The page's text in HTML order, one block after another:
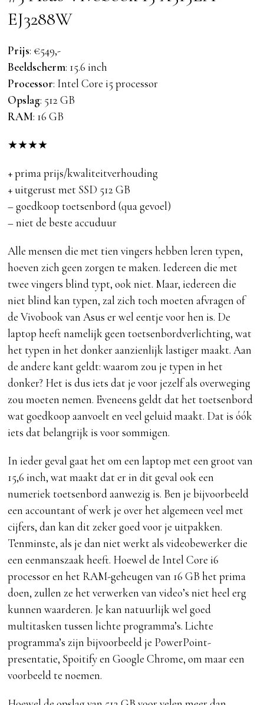
EJ3288W
Prijs: €549,-
Beeldscherm: 15.6 inch
Processor: Intel Core i5 processor
Opslag: 512 GB
RAM: 16 GB
★★★★
+ prima prijs/kwaliteitverhouding
+ uitgerust met SSD 512 GB
– goedkoop toetsenbord (qua gevoel)
– niet de beste accuduur
Alle mensen die met tien vingers hebben leren typen,
hoeven zich geen zorgen te maken. Iedereen die met
twee vingers blind typt, ook niet. Maar, iedereen die
niet blind kan typen, zal zich toch moeten afvragen of
de Vivobook van Asus er wel eentje voor hen is. De
laptop heeft namelijk geen toetsenbordverlichting, wat
het typen in het donker aanzienlijk lastiger maakt. Aan
de andere kant geldt: waarom zou je typen in het
donker? Het is dus iets dat je voor jezelf als overweging
zou moeten nemen. Eveneens geldt dat het toetsenbord
wat goedkoop aanvoelt en veel geluid maakt. Dat is óók
iets dat belangrijk is voor sommigen.
In ieder geval gaat het om een laptop met een groot van
15,6 inch, wat maakt dat er in dit geval ook een
numeriek toetsenbord aanwezig is. Ben je bijvoorbeeld
een accountant of werk je over het algemeen veel met
cijfers, dan kan dit zeker goed voor je uitpakken.
Tenminste, als je dan niet werkt als videobewerker die
een eenmanszaak heeft. Hoewel de Intel Core i6
processor en het RAM-geheugen van 16 GB het prima
doen, zullen ze het verwerken van video’s niet heel erg
kunnen waarderen. Je kan natuurlijk wel goed
multitasken tussen lichte programma’s. Lichte
programma’s zijn bijvoorbeeld je PowerPoint-
presentatie, Spoitify en Google Chrome, om maar een
voorbeeld te noemen.